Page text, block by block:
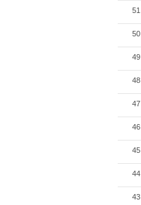
51
50
49
48
47
46
45
44
43